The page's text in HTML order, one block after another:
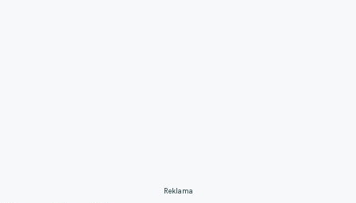
Reklama